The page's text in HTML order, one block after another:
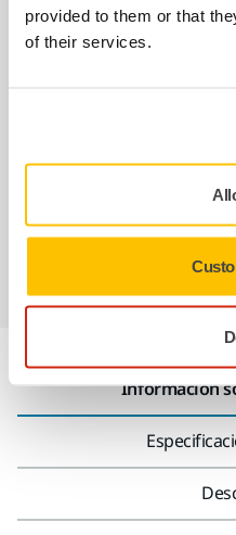
provided to them or that
of their services.
Garantía Mirka
acabado impecable
Información